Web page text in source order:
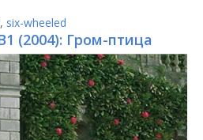
, six-wheeled
(2004): Гром-птица